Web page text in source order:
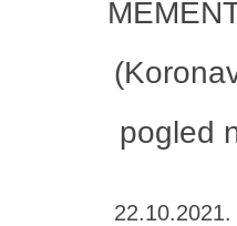
pogled